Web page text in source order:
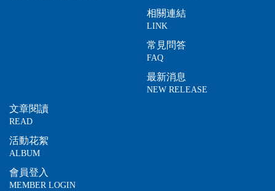
相關連結
LINK
常見問答
FAQ
最新消息
NEW RELEASE
文章閱讀
READ
活動花絮
ALBUM
會員登入
MEMBER LOGIN